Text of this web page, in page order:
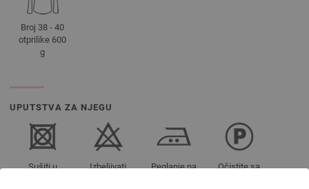
Broj 38 - 40
otprilike 600
g
UPUTSTVA ZA NJEGU
Sušiti u
Izbeljivati
Peglanje na
Očistite sa